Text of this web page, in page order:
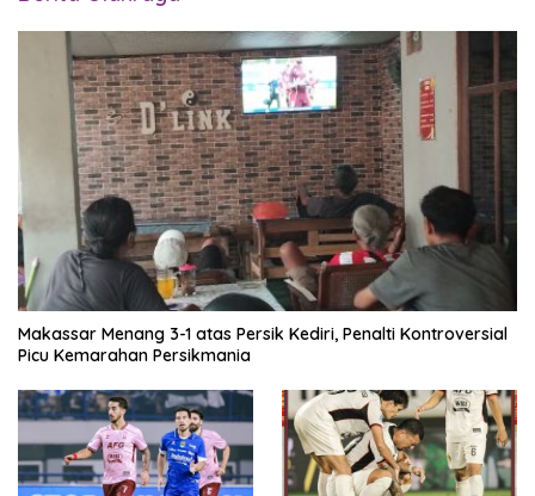
Makassar Menang 3-1 atas Persik Kediri, Penalti Kontroversial
Picu Kemarahan Persikmania